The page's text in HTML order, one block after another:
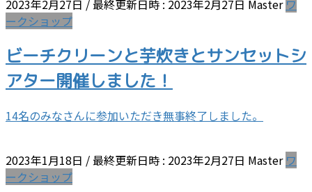
2023年2月27日 / 最終更新日時 : 2023年2月27日 Master ワ
ークショップ
ビーチクリーンと芋炊きとサンセットシ
アター開催しました！
14名のみなさんに参加いただき無事終了しました。
2023年1月18日 / 最終更新日時 : 2023年2月27日 Master ワ
ークショップ